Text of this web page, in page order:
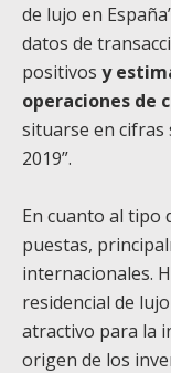
de lujo en
datos de
positivos y
operaciones de
situarse en cifras
2019”.
En cuanto al tipo
puestas,
internacionales.
residencial de
atractivo para la
origen de los